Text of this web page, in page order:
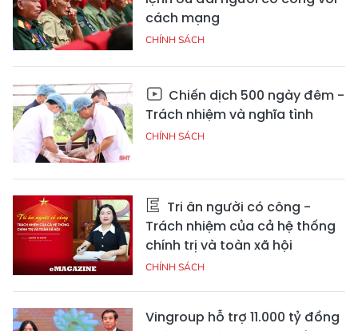
cách mạng
CHÍNH SÁCH
Chiến dịch 500 ngày đêm -
Trách nhiệm và nghĩa tình
CHÍNH SÁCH
Tri ân người có công -
Trách nhiệm của cả hệ thống
chính trị và toàn xã hội
CHÍNH SÁCH
Vingroup hỗ trợ 11.000 tỷ đồng